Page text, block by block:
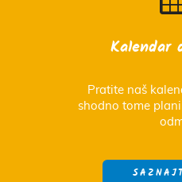
Kalendar
Pratite naš
shodno tome